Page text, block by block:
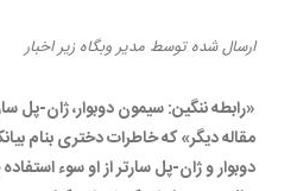
ارسال شدهتوسط مدیر وبگاه زیراخبار
«رابطه ننگین: سیمون دوبوار، ژان-پل
مقاله دیگر» که خاطرات دختری بنام
دوبوار و ژان-پل سارتر از او سوء